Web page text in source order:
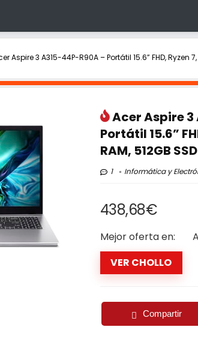
Aspire 3 A315-44P-R90A – Portátil 15.6” FHD, Ryzen 7,
Acer Aspire 3
Portátil 15.6”
RAM, 512GB SSD
1 Informática y
438,68€
Mejor oferta en:
VER CHOLLO
Compartir